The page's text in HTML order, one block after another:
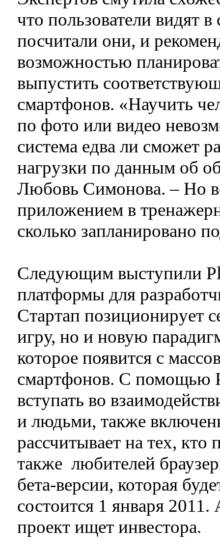
что пользователи видят
посчитали они, и
возможностью
выпустить
смартфонов. «Научить
по фото или видео
система едва ли сможет
нагрузки по данным об
Любовь Симонова. – Но
приложением в
сколько запланировано
Следующим выступили
платформы для
Стартап позиционирует
игру, но и новую
которое появится с
смартфонов. С помощью
вступать во
и людьми, также
рассчитывает на тех, кто
также любителей
бета-версии, которая
состоится 1 января
проект ищет инвестора.